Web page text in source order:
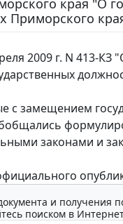
Приморского
2009 г. N 413-КЗ
с замещением
законами и
и
поиском в